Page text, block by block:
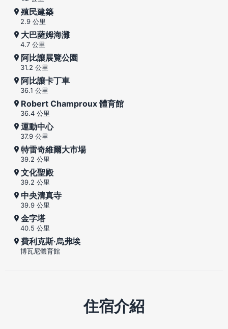
殖民建築
2.9 公里
大巴薩姆海灘
4.7 公里
阿比讓展覽公園
31.2 公里
阿比讓卡丁車
36.1 公里
Robert Champroux 體育館
36.4 公里
運動中心
37.9 公里
特雷奇維爾大市場
39.2 公里
文化聖殿
39.2 公里
中央清真寺
39.9 公里
金字塔
40.5 公里
費利克斯‧烏弗埃
博瓦尼體育館
住宿介紹